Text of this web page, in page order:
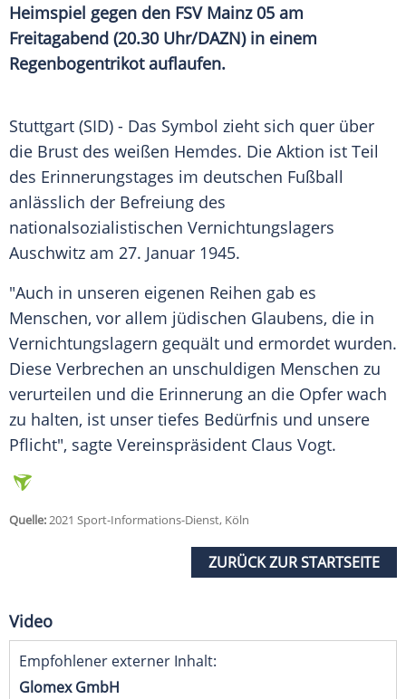
Heimspiel gegen den FSV Mainz 05 am
Freitagabend (20.30 Uhr/DAZN) in einem
Regenbogentrikotauflaufen.
Stuttgart (SID) - Das Symbol zieht sich quer über
die Brust des weißen Hemdes. Die Aktion ist Teil
des Erinnerungstages im deutschen Fußball
anlässlich der Befreiung des
nationalsozialistischen Vernichtungslagers
Auschwitz am 27. Januar 1945.
"Auch in unseren eigenen Reihen gab es
Menschen, vor allem jüdischen Glaubens, die in
Vernichtungslagern gequält und ermordet wurden.
Diese Verbrechen an unschuldigen Menschen zu
verurteilen und die Erinnerung an die Opfer wach
zu halten, ist unser tiefes Bedürfnis und unsere
Pflicht", sagte Vereinspräsident Claus Vogt.
Quelle:2021 Sport-Informations-Dienst, Köln
ZURÜCK ZUR STARTSEITE
Video
Empfohlener externer Inhalt:
Glomex GmbH